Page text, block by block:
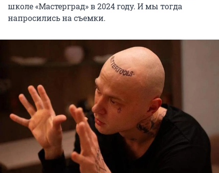
школе «Мастерград» в 2024 году. И мы тогда
напросились на съемки.